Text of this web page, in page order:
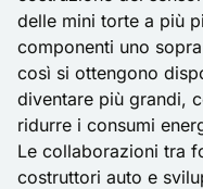
delle mini torte a più
componenti uno
così si ottengono
diventare più grandi,
ridurre i consumi
Le collaborazioni tra
costruttori auto e